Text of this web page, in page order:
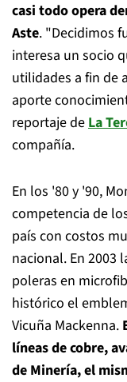
casi todo opera
Aste. "Decidimos
interesa un socio
utilidades a fin de
aporte
reportaje deLa
compañía.
En los '80 y '90,
competencia de
país con costos
nacional. En 2003
poleras en
histórico el
Vicuña Mackenna.
líneas de cobre,
de Minería, el